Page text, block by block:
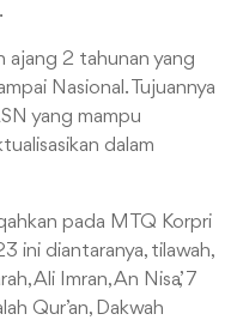
ajang 2 tahunan yang
Nasional. Tujuannya
yang mampu
dalam
pada MTQ Korpri
ini diantaranya, tilawah,
Ali Imran, An Nisa’, 7
Qur’an, Dakwah